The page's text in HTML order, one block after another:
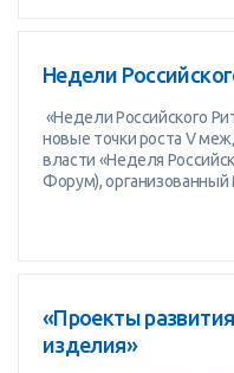
Недели
«Недели Российского
новые точки роста V
власти «Неделя
Форум), организованный
«Проекты
изделия»